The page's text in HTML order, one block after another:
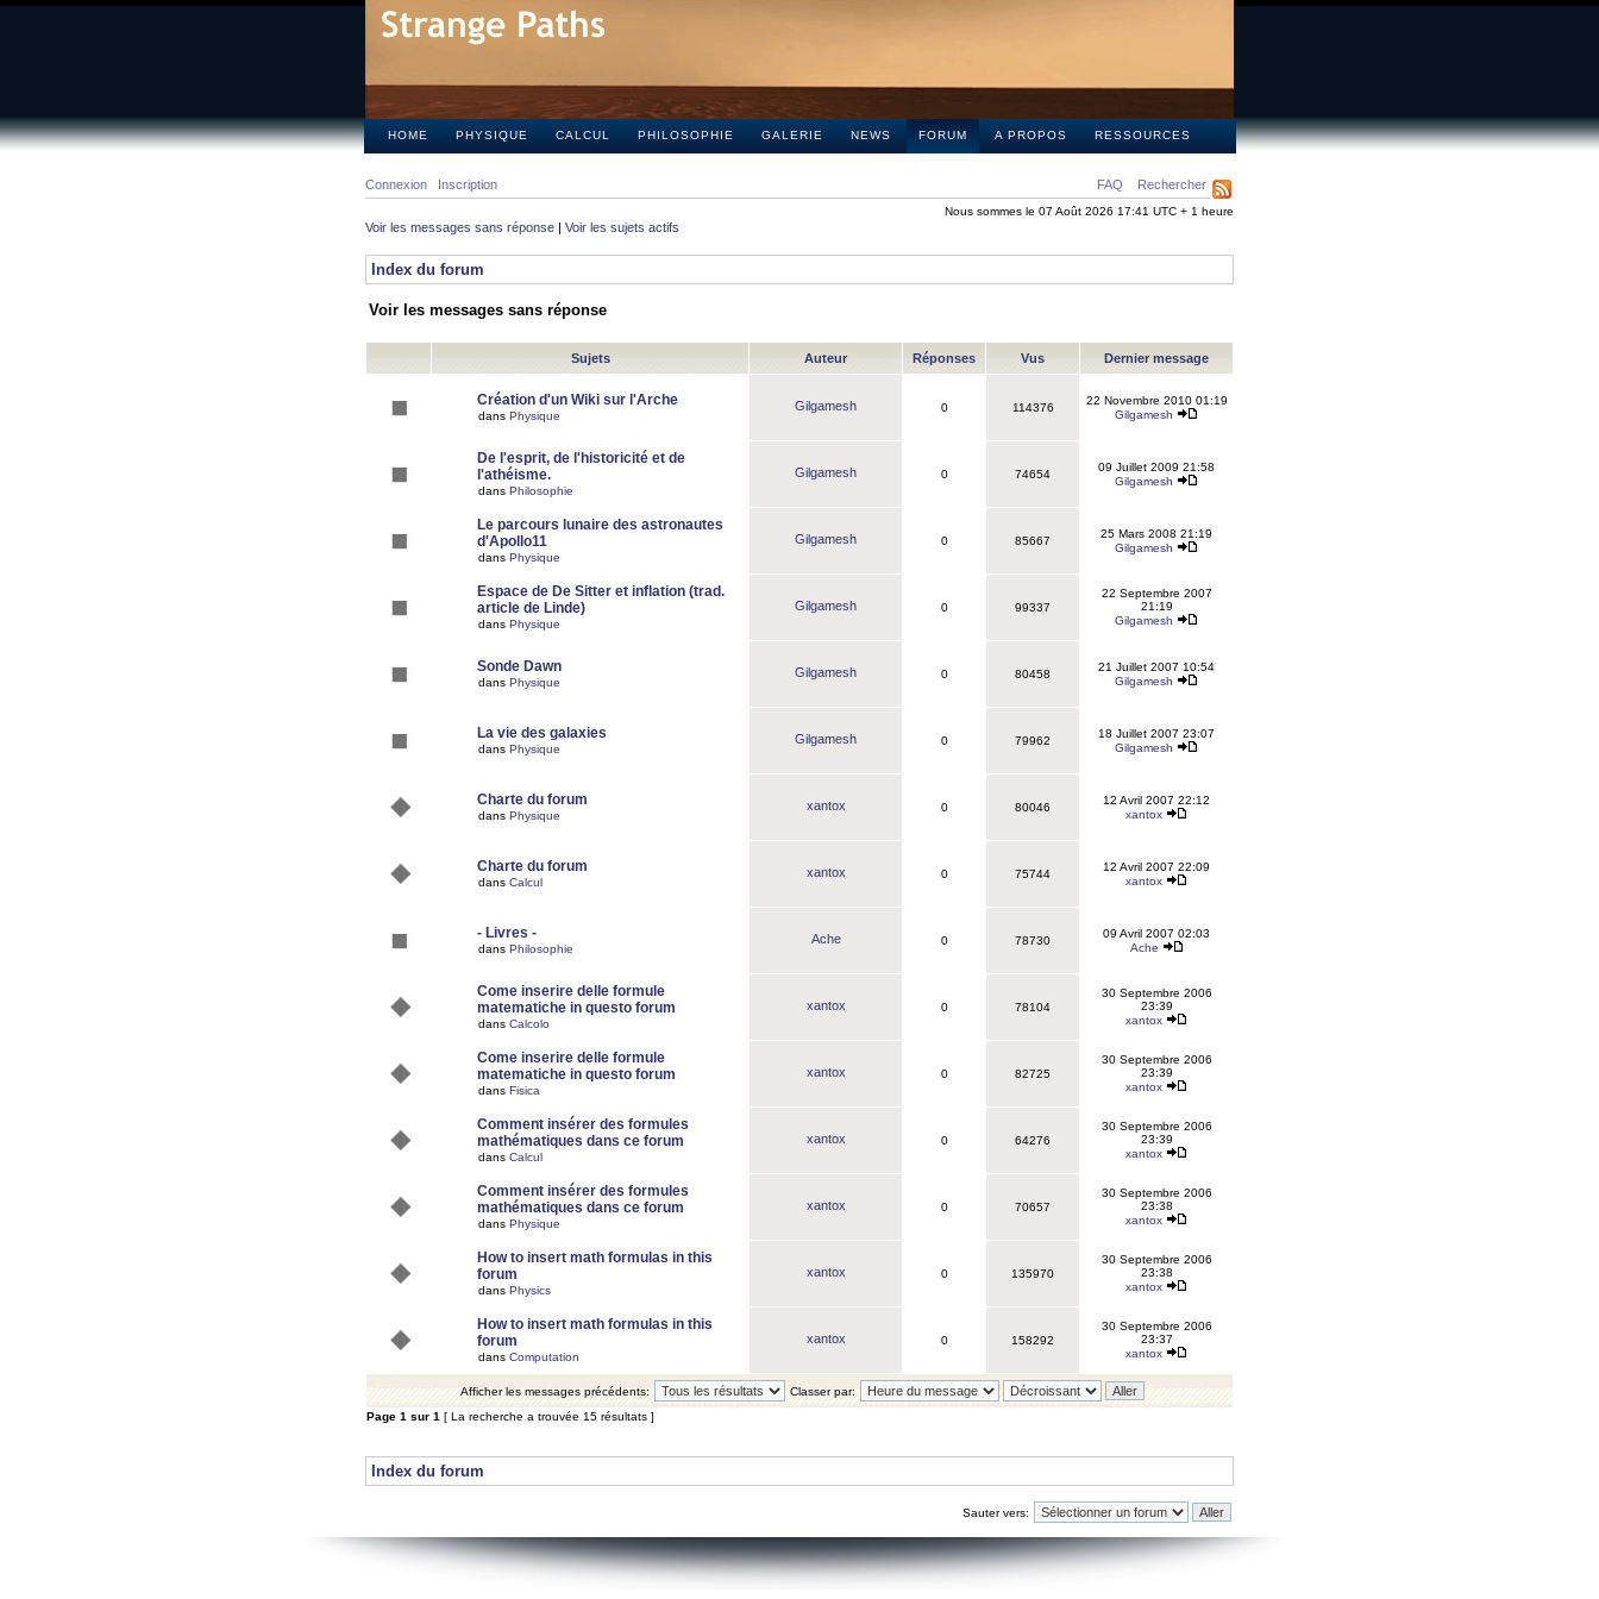
HOME PHYSIQUE CALCUL PHILOSOPHIE GALERIE NEWS FORUM A PROPOS RESSOURCES
FAQ Rechercher
Connexion Inscription
Nous sommes le 07 Août 2026 17:41 UTC + 1 heure
Voir les messages sans réponse | Voir les sujets actifs
Index du forum
Voir les messages sans réponse
Sujets Auteur Réponses Vus Dernier message
Création d'un Wiki sur l'Arche
dans Physique
Gilgamesh 0 114376
22 Novembre 2010 01:19
Gilgamesh
De l'esprit, de l'historicité et de
l'athéisme.
dans Philosophie
Gilgamesh 0 74654
09 Juillet 2009 21:58
Gilgamesh
Le parcours lunaire des astronautes
d'Apollo11
dans Physique
Gilgamesh 0 85667
25 Mars 2008 21:19
Gilgamesh
Espace de De Sitter et inflation (trad.
article de Linde)
dans Physique
Gilgamesh 0 99337
22 Septembre 2007
21:19
Gilgamesh
Sonde Dawn
dans Physique
Gilgamesh 0 80458
21 Juillet 2007 10:54
Gilgamesh
La vie des galaxies
dans Physique
Gilgamesh 0 79962
18 Juillet 2007 23:07
Gilgamesh
Charte du forum
dans Physique
xantox 0 80046
12 Avril 2007 22:12
xantox
Charte du forum
dans Calcul
xantox 0 75744
12 Avril 2007 22:09
xantox
- Livres -
dans Philosophie
Ache 0 78730
09 Avril 2007 02:03
Ache
Come inserire delle formule
matematiche in questo forum
dans Calcolo
xantox 0 78104
30 Septembre 2006
23:39
xantox
Come inserire delle formule
matematiche in questo forum
dans Fisica
xantox 0 82725
30 Septembre 2006
23:39
xantox
Comment insérer des formules
mathématiques dans ce forum
dans Calcul
xantox 0 64276
30 Septembre 2006
23:39
xantox
Comment insérer des formules
mathématiques dans ce forum
dans Physique
xantox 0 70657
30 Septembre 2006
23:38
xantox
How to insert math formulas in this
forum
dans Physics
xantox 0 135970
30 Septembre 2006
23:38
xantox
How to insert math formulas in this
forum
dans Computation
xantox 0 158292
30 Septembre 2006
23:37
xantox
Afficher les messages précédents:
Classer par:
Page 1 sur 1 [ La recherche a trouvée 15 résultats ]
Index du forum
Sauter vers: